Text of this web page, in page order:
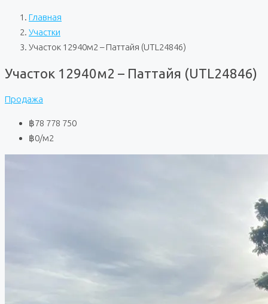
Главная
Участки
Участок 12940м2 – Паттайя (UTL24846)
Участок 12940м2 – Паттайя (UTL24846)
Продажа
฿78 778 750
฿0/м2